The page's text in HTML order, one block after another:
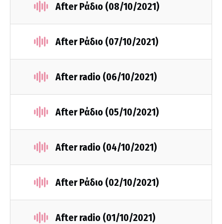
After Ράδιο (08/10/2021)
After Ράδιο (07/10/2021)
After radio (06/10/2021)
After Ράδιο (05/10/2021)
After radio (04/10/2021)
After Ράδιο (02/10/2021)
After radio (01/10/2021)